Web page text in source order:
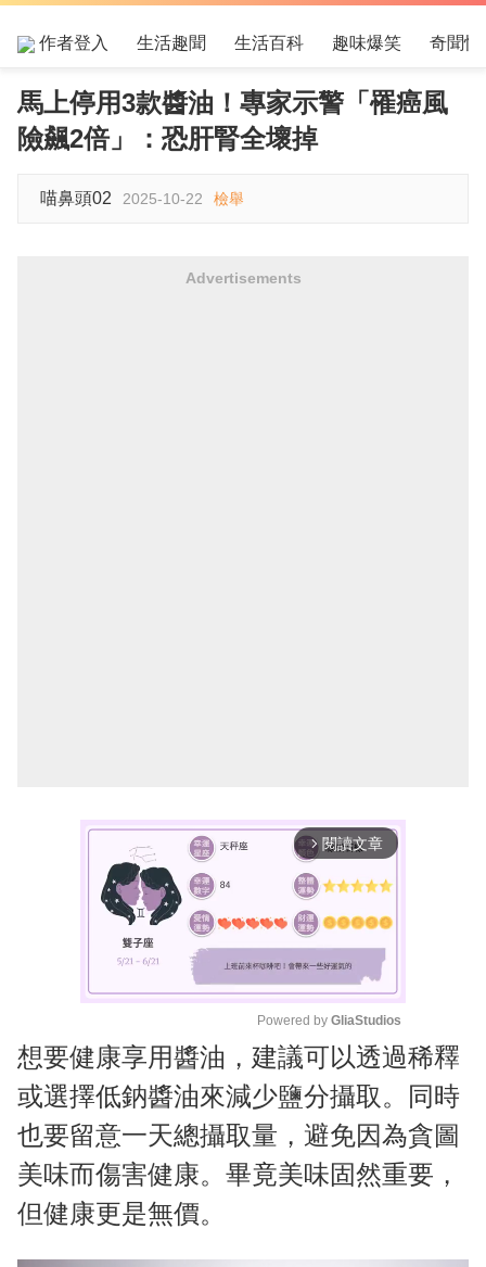
作者登入 生活趣聞 生活百科 趣味爆笑 奇聞怪
馬上停用3款醬油！專家示警「罹癌風
險飆2倍」：恐肝腎全壞掉
喵鼻頭02 2025-10-22 檢舉
Advertisements
arrow_forward_ios 閱讀文章
M
u
t
e
Powered by GliaStudios
想要健康享用醬油，建議可以透過稀釋
或選擇低鈉醬油來減少鹽分攝取。同時
也要留意一天總攝取量，避免因為貪圖
美味而傷害健康。畢竟美味固然重要，
但健康更是無價。